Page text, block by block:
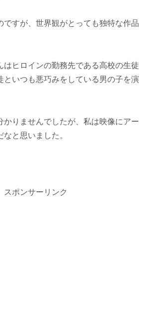
ですが、世界観がとっても独特な作品
はヒロインの勤務先である高校の生徒
といつも悪巧みをしている男の子を演
かりませんでしたが、私は映像にアー
なと思いました。
スポンサーリンク